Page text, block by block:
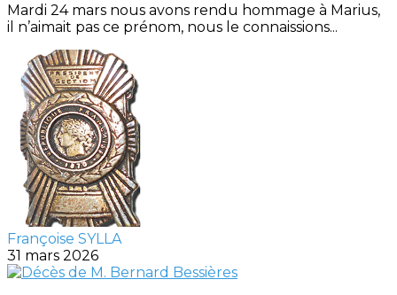
Mardi 24 mars nous avons rendu hommage à Marius,
il n’aimait pas ce prénom, nous le connaissions...
Françoise SYLLA
31 mars 2026